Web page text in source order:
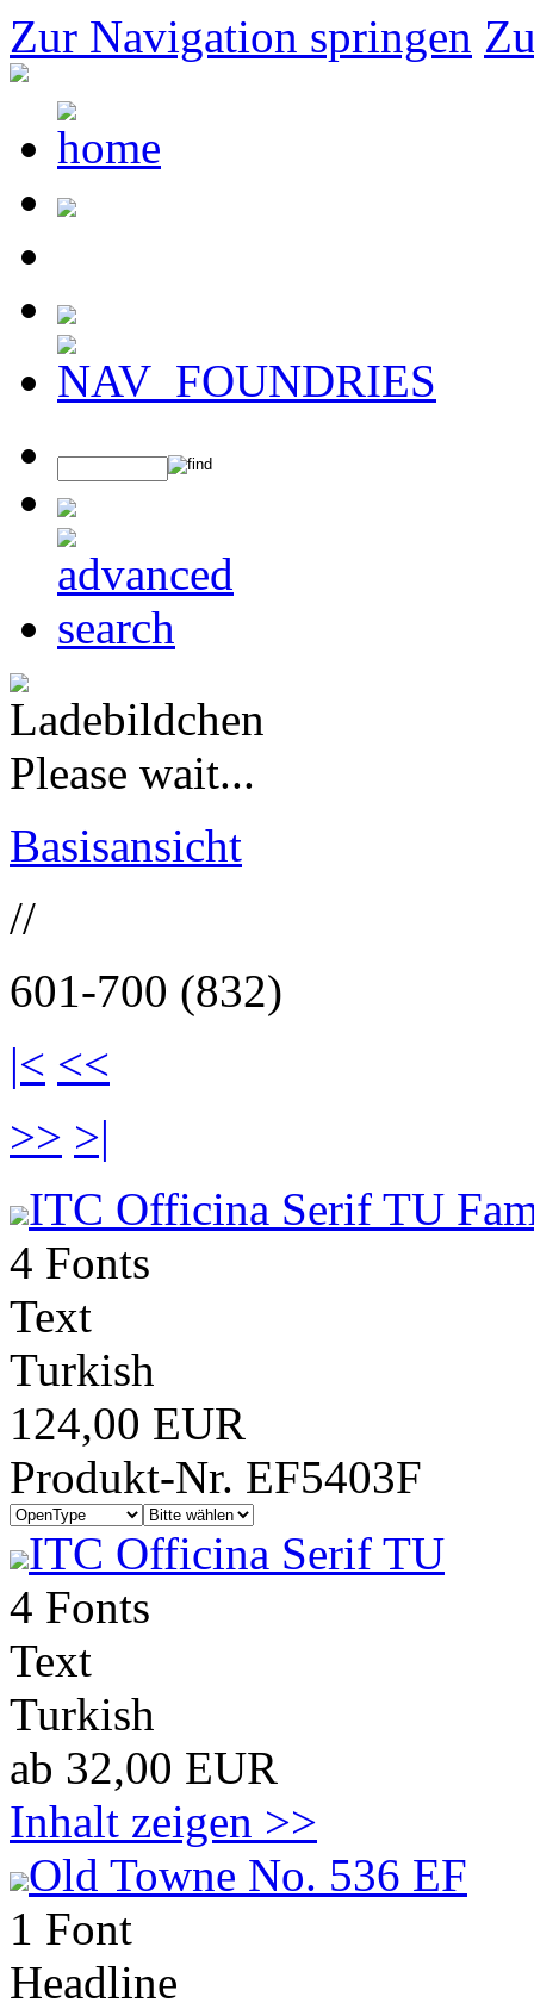
Zur Navigation springen
Please wait...
Basisansicht
//
601-700 (832)
|< <<
>> >|
ITC Officina Serif TU
4 Fonts
Text
Turkish
124,00 EUR
Produkt-Nr. EF5403F
ITC Officina Serif TU
4 Fonts
Text
Turkish
ab 32,00 EUR
Inhalt zeigen >>
Old Towne No. 536 EF
1 Font
Headline